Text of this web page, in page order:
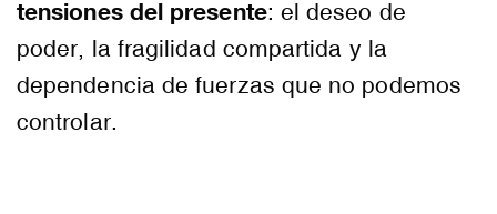
tensiones del presente: el deseo de
poder, la fragilidad compartida y la
dependencia de fuerzas que no podemos
controlar.